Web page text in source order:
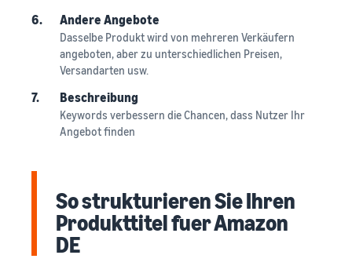
6. Andere Angebote
Dasselbe Produkt wird von mehreren Verkäufern
angeboten, aber zu unterschiedlichen Preisen,
Versandarten usw.
7. Beschreibung
Keywords verbessern die Chancen, dass Nutzer Ihr
Angebot finden
So strukturieren Sie Ihren
Produkttitel fuer Amazon
DE